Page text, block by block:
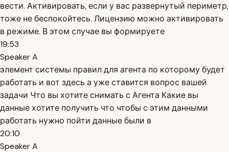
вести. Активировать, если у вас развернутый периметр,
тоже не беспокойтесь. Лицензию можно активировать
в режиме. В этом случае вы формируете
19:53
Speaker A
элемент системы правил для агента по которому будет
работать и вот здесь а уже ставится вопрос вашей
задачи Что вы хотите снимать с Агента Какие вы
данные хотите получить что чтобы с этим данными
работать нужно пойти данные были в
20:10
Speaker A